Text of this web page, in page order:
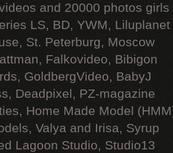
and 20000 photos
LS, BD, YWM, Liluplanet
St. Peterburg, Moscow
Falkovideo, Bibigon
GoldbergVideo, BabyJ
Deadpixel, PZ-magazine
Home Made Model
Valya and Irisa, Syrup
Lagoon Studio, Studio13